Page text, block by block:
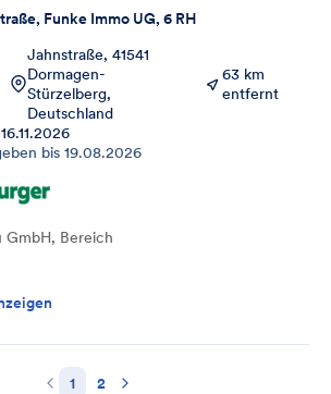
Funke Immo UG, 6 RH
Jahnstraße, 41541
Dormagen-
Stürzelberg,
Deutschland
63 km
entfernt
bis 19.08.2026
GmbH, Bereich
1 2